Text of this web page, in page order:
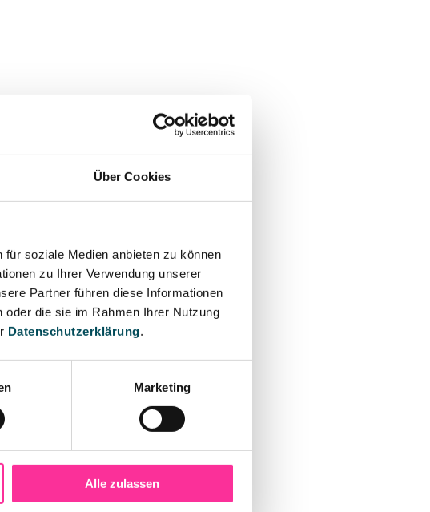
Über Cookies
soziale Medien anbieten zu können
zu Ihrer Verwendung unserer
Partner führen diese Informationen
die sie im Rahmen Ihrer Nutzung
Datenschutzerklärung.
Marketing
Alle zulassen